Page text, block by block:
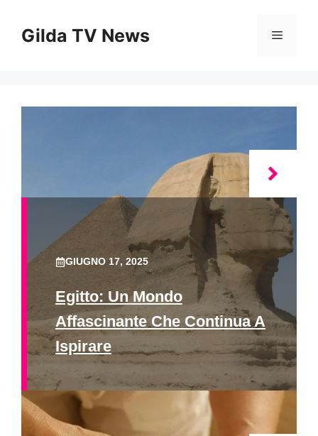
contenuto
Gilda TV News Menu
GIUGNO 17, 2025
Egitto: Un Mondo
Affascinante Che Continua A
Ispirare